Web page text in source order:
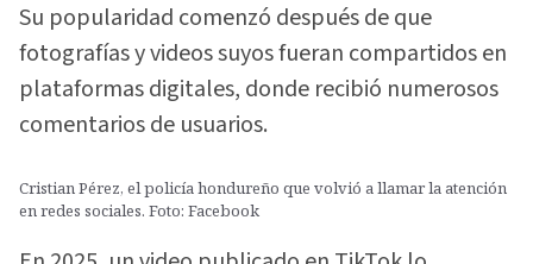
Su popularidad comenzó después de que
fotografías y videos suyos fueran compartidos en
plataformas digitales, donde recibió numerosos
comentarios de usuarios.
Cristian Pérez, el policía hondureño que volvió a llamar la atención
en redes sociales. Foto: Facebook